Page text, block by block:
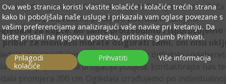
proizvedeni prema individualnim specifikacijama Potrošača
Ovi proizvodi ne podliježu povratu ili zamjeni.
za kupce. Mi samo proizvodimo i
za montažu morate osigurati sami, oni nisu
preporučujemo da konfigurirate ogledalo i
ili Vam je potrebna drugačija podjela, kontaktirajte nas
Ova web stranica koristi vlastite kolačiće i kolačiće trećih strana
kako bi poboljšala naše usluge i prikazala vam oglase povezane s
vašim preferencijama analizirajući vaše navike pri kretanju. Da
biste pristali na njegovu upotrebu, pritisnite gumb Prihvati.
Više informacija
Prilagodi
kolačiće
Prihvatiti